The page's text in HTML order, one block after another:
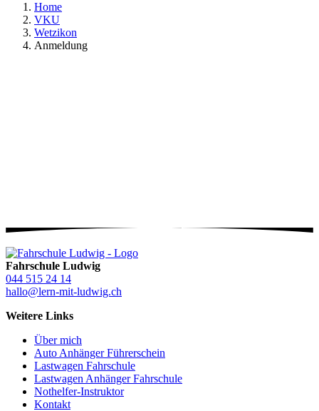
Home
VKU
Wetzikon
Anmeldung
Fahrschule Ludwig
044 515 24 14
hallo@lern-mit-ludwig.ch
Weitere Links
Über mich
Auto Anhänger Führerschein
Lastwagen Fahrschule
Lastwagen Anhänger Fahrschule
Nothelfer-Instruktor
Kontakt